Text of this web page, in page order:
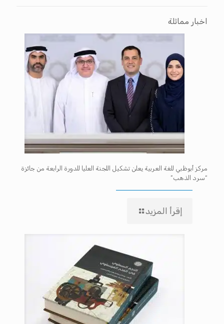
اخبار مماثلة
مركز أبوظبي للغة العربية يعلن تشكيل اللجنة العليا للدورة الرابعة من جائزة
“سرد الذهب”
إقرأ المزيد